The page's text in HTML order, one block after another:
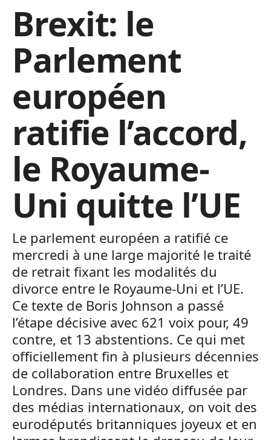
Brexit: le
Parlement
européen
ratifie l’accord,
le Royaume-
Uni quitte l’UE
Le parlement européen a ratifié ce
mercredi à une large majorité le traité
de retrait fixant les modalités du
divorce entre le Royaume-Uni et l’UE.
Ce texte de Boris Johnson a passé
l’étape décisive avec 621 voix pour, 49
contre, et 13 abstentions. Ce qui met
officiellement fin à plusieurs décennies
de collaboration entre Bruxelles et
Londres. Dans une vidéo diffusée par
des médias internationaux, on voit des
eurodéputés britanniques joyeux et en